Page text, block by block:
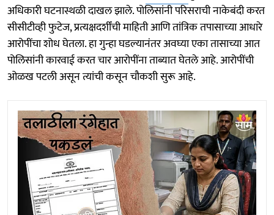
अधिकारी घटनास्थळी दाखल झाले. पोलिसांनी परिसराची नाकेबंदी करत
सीसीटीव्ही फुटेज, प्रत्यक्षदर्शींची माहिती आणि तांत्रिक तपासाच्या आधारे
आरोपींचा शोध घेतला. हा गुन्हा घडल्यानंतर अवघ्या एका तासाच्या आत
पोलिसांनी कारवाई करत चार आरोपींना ताब्यात घेतले आहे. आरोपींची
ओळख पटली असून त्यांची कसून चौकशी सुरू आहे.